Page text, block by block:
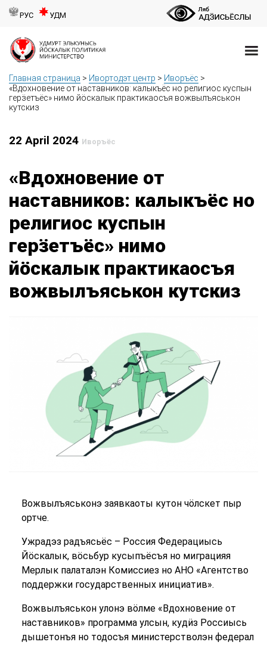
РУС УДМ
Главная страница > Ивортодэт центр > Иворъёс >
«Вдохновение от наставников: калыкъёс но религиос куспын
герӟетъёс» нимо йӧскалык практикаосъя вожвылъяськон
кутскиз
22 April 2024 Иворъёс
«Вдохновение от
наставников: калыкъёс но
религиос куспын
герӟетъёс» нимо
йӧскалык практикаосъя
вожвылъяськон кутскиз
Вожвылъяськонэ заявкаоты кутон чӧлскет пыр
ортче.
Ужрадэз радъясьёс – Россия Федерациысь
Йӧскалык, вӧсьбур кусыпъёсъя но миграцияя
Мерлык палаталэн Комиссиез но АНО «Агентство
поддержки государственных инициатив».
Вожвылъяськон улонэ вӧлме «Вдохновение от
наставников» программа улсын, кудӥз Россиысь
дышетонъя но тодосъя министерстволэн федерал